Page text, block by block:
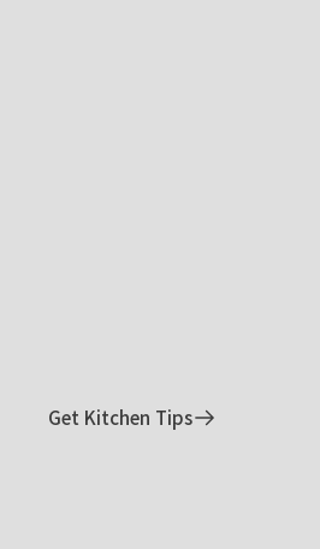
Get Kitchen Tips